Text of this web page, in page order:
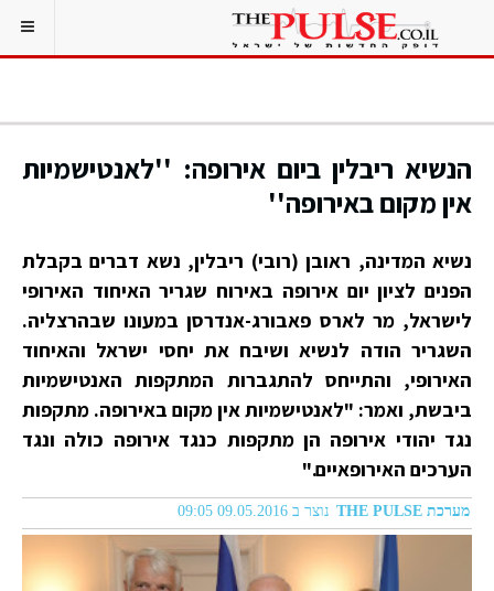
הנשיא ריבלין ביום אירופה: ''לאנטישמיות
אין מקום באירופה''
נשיא המדינה, ראובן (רובי) ריבלין, נשא דברים בקבלת
הפנים לציון יום אירופה באירוח שגריר האיחוד האירופי
לישראל, מר לארס פאבורג-אנדרסן במעונו שבהרצליה.
השגריר הודה לנשיא ושיבח את יחסי ישראל והאיחוד
האירופי, והתייחס להתגברות המתקפות האנטישמיות
ביבשת, ואמר: "לאנטישמיות אין מקום באירופה. מתקפות
נגד יהודי אירופה הן מתקפות כנגד אירופה כולה ונגד
הערכים האירופאיים."
מערכת THE PULSE נוצר ב 09.05.2016 09:05